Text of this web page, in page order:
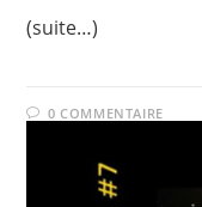
(suite…)
0 COMMENTAIRE